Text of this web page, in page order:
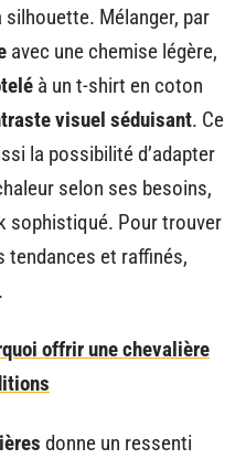
Mélanger, par
avec une chemise légère,
à un t-shirt en coton
visuel séduisant. Ce
la possibilité d’adapter
selon ses besoins,
sophistiqué. Pour trouver
tendances et raffinés,
.
offrir une chevalière
donne un ressenti